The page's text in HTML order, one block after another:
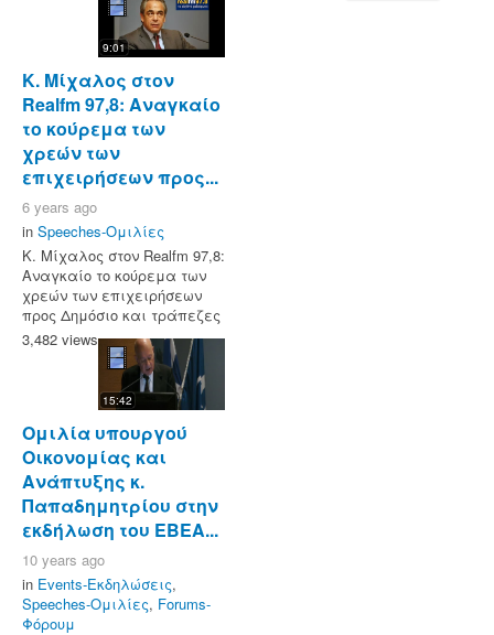
9:01
Κ. Μίχαλος στον
Realfm 97,8: Αναγκαίο
το κούρεμα των
χρεών των
επιχειρήσεων προς...
6 years ago
in Speeches-Ομιλίες
Κ. Μίχαλος στον Realfm 97,8:
Αναγκαίο το κούρεμα των
χρεών των επιχειρήσεων
προς Δημόσιο και τράπεζες
3,482 views
15:42
Ομιλία υπουργού
Οικονομίας και
Ανάπτυξης κ.
Παπαδημητρίου στην
εκδήλωση του ΕΒΕΑ...
10 years ago
in Events-Εκδηλώσεις,
Speeches-Ομιλίες, Forums-
Φόρουμ